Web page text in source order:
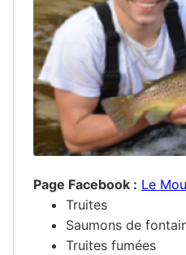
Page Facebook : Le
Truites
Saumons de
Truites fumées